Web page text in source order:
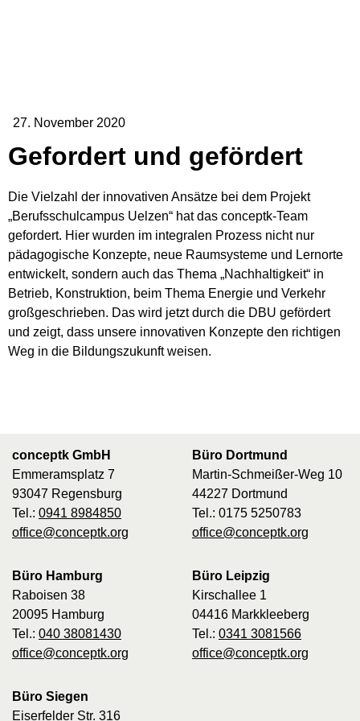
27. November 2020
Gefordert und gefördert
Die Vielzahl der innovativen Ansätze bei dem Projekt
„Berufsschulcampus Uelzen“ hat das conceptk-Team
gefordert. Hier wurden im integralen Prozess nicht nur
pädagogische Konzepte, neue Raumsysteme und Lernorte
entwickelt, sondern auch das Thema „Nachhaltigkeit“ in
Betrieb, Konstruktion, beim Thema Energie und Verkehr
großgeschrieben. Das wird jetzt durch die DBU gefördert
und zeigt, dass unsere innovativen Konzepte den richtigen
Weg in die Bildungszukunft weisen.
conceptk GmbH
Emmeramsplatz 7
93047 Regensburg
Tel.: 0941 8984850
office@conceptk.org
Büro Dortmund
Martin-Schmeißer-Weg 10
44227 Dortmund
Tel.: 0175 5250783
office@conceptk.org
Büro Hamburg
Raboisen 38
20095 Hamburg
Tel.: 040 38081430
office@conceptk.org
Büro Leipzig
Kirschallee 1
04416 Markkleeberg
Tel.: 0341 3081566
office@conceptk.org
Büro Siegen
Eiserfelder Str. 316